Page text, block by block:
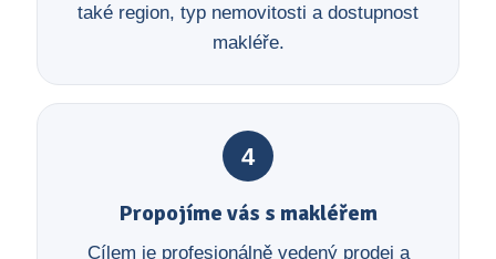
také region, typ nemovitosti a dostupnost
makléře.
4
Propojíme vás s makléřem
Cílem je profesionálně vedený prodej a